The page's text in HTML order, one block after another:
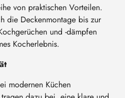
von praktischen Vorteilen.
die Deckenmontage bis zur
und -dämpfen
Kocherlebnis.
modernen Küchen